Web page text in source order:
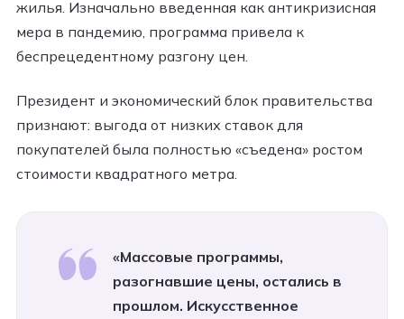
жилья. Изначально введенная как антикризисная
мера в пандемию, программа привела к
беспрецедентному разгону цен.
Президент и экономический блок правительства
признают: выгода от низких ставок для
покупателей была полностью «съедена» ростом
стоимости квадратного метра.
«Массовые программы,
разогнавшие цены, остались в
прошлом. Искусственное